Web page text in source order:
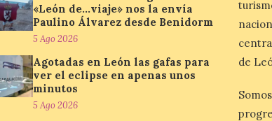
«León de…viaje» nos la envía
Paulino Álvarez desde Benidorm
5 Ago 2026
Agotadas en León las gafas para
ver el eclipse en apenas unos
minutos
5 Ago 2026
de